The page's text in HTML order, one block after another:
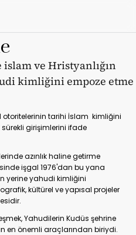
ve Hristyanlığın
kimliğini empoze etme
tarihi İslam  kimliğini
girişimlerini ifade
işgal 1976'dan bu yana
yerine yahudi kimliğini
kültürel ve yapısal projeler
Yahudilerin Kudüs şehrine
en önemli araçlarından biriydi.